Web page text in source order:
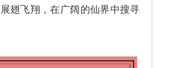
翅飞翔，在广阔的仙界中搜寻